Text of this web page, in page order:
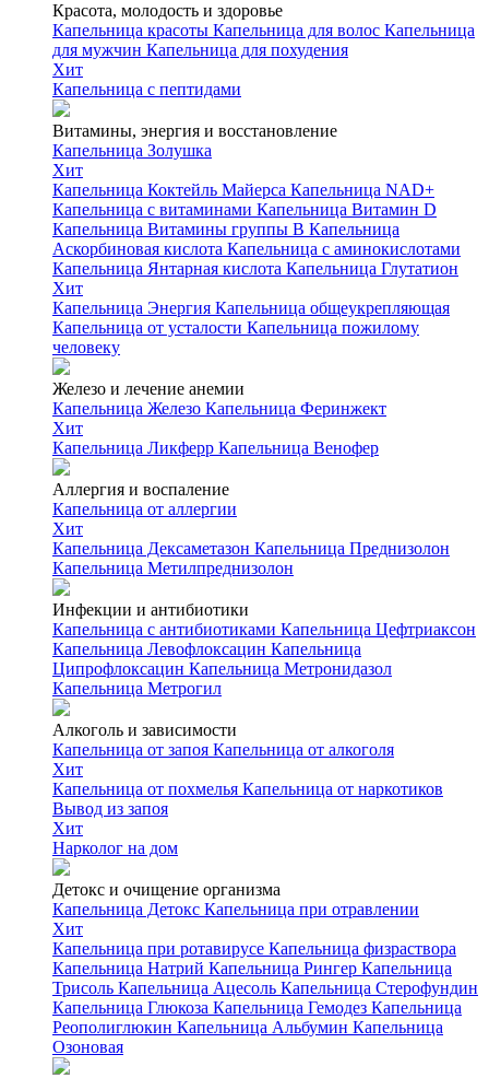
Красота, молодость и здоровье
Капельница красоты Капельница для волос Капельница
для мужчин Капельница для похудения
Хит
Капельница с пептидами
Витамины, энергия и восстановление
Капельница Золушка
Хит
Капельница Коктейль Майерса Капельница NAD+
Капельница с витаминами Капельница Витамин D
Капельница Витамины группы B Капельница
Аскорбиновая кислота Капельница с аминокислотами
Капельница Янтарная кислота Капельница Глутатион
Хит
Капельница Энергия Капельница общеукрепляющая
Капельница от усталости Капельница пожилому
человеку
Железо и лечение анемии
Капельница Железо Капельница Феринжект
Хит
Капельница Ликферр Капельница Венофер
Аллергия и воспаление
Капельница от аллергии
Хит
Капельница Дексаметазон Капельница Преднизолон
Капельница Метилпреднизолон
Инфекции и антибиотики
Капельница с антибиотиками Капельница Цефтриаксон
Капельница Левофлоксацин Капельница
Ципрофлоксацин Капельница Метронидазол
Капельница Метрогил
Алкоголь и зависимости
Капельница от запоя Капельница от алкоголя
Хит
Капельница от похмелья Капельница от наркотиков
Вывод из запоя
Хит
Нарколог на дом
Детокс и очищение организма
Капельница Детокс Капельница при отравлении
Хит
Капельница при ротавирусе Капельница физраствора
Капельница Натрий Капельница Рингер Капельница
Трисоль Капельница Ацесоль Капельница Стерофундин
Капельница Глюкоза Капельница Гемодез Капельница
Реополиглюкин Капельница Альбумин Капельница
Озоновая